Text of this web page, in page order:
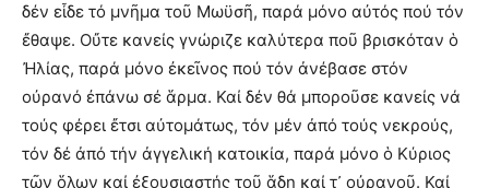
δέν εἶδε τό μνῆμα τοῦ Μωϋσῆ, παρά μόνο αὐτός πού τόν
ἔθαψε. Οὔτε κανείς γνώριζε καλύτερα ποῦ βρισκόταν ὁ
Ἠλίας, παρά μόνο ἐκεῖνος πού τόν ἀνέβασε στόν
οὐρανό ἐπάνω σέ ἅρμα. Καί δέν θά μποροῦσε κανείς νά
τούς φέρει ἔτσι αὐτομάτως, τόν μέν ἀπό τούς νεκρούς,
τόν δέ ἀπό τήν ἀγγελική κατοικία, παρά μόνο ὁ Κύριος
τῶν ὅλων καί ἐξουσιαστής τοῦ ἅδη καί τ᾽ οὐρανοῦ. Καί